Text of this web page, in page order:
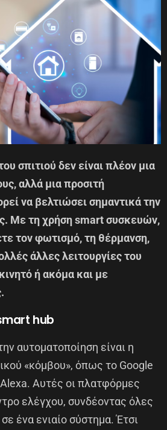
σπιτιού δεν είναι πλέον μια
αλλά μια προσιτή
να βελτιώσει σημαντικά την
Με τη χρήση smart συσκευών,
τον φωτισμό, τη θέρμανση,
άλλες λειτουργίες του
ή ακόμα και με
hub
αυτοματοποίηση είναι η
«κόμβου», όπως το Google
Αυτές οι πλατφόρμες
ελέγχου, συνδέοντας όλες
ένα ενιαίο σύστημα. Έτσι